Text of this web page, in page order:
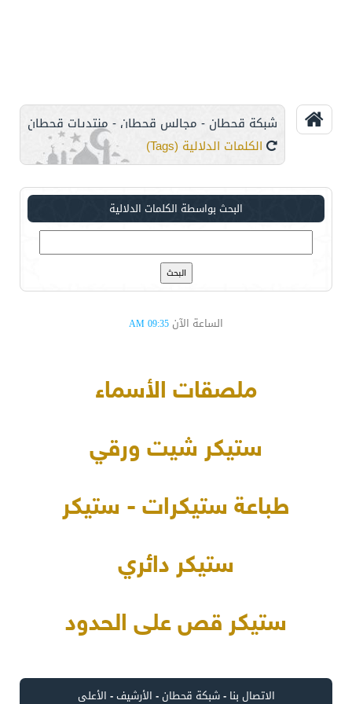
شبكة قحطان - مجالس قحطان - منتديات قحطان
الكلمات الدلالية (Tags)
البحث بواسطة الكلمات الدلالية
الساعة الآن 09:35 AM
ملصقات الأسماء
ستيكر شيت ورقي
طباعة ستيكرات - ستيكر
ستيكر دائري
ستيكر قص على الحدود
الاتصال بنا -شبكة قحطان- الأرشيف- الأعلى